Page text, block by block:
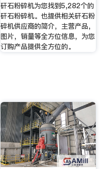
矸石粉碎机为您找到5,282个的
矸石粉碎机。也提供相关矸石粉
碎机供应商的简介，主营产品，
图片，销量等全方位信息，为您
订购产品提供全方位的。